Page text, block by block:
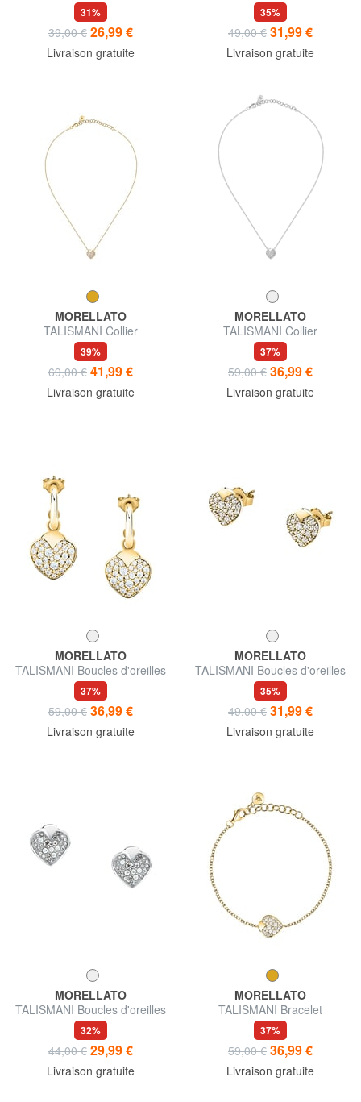
31%
39,00 € 26,99 €
Livraison gratuite
35%
49,00 € 31,99 €
Livraison gratuite
MORELLATO
TALISMANI Collier
39%
69,00 € 41,99 €
Livraison gratuite
MORELLATO
TALISMANI Collier
37%
59,00 € 36,99 €
Livraison gratuite
MORELLATO
TALISMANI Boucles d'oreilles
37%
59,00 € 36,99 €
Livraison gratuite
MORELLATO
TALISMANI Boucles d'oreilles
35%
49,00 € 31,99 €
Livraison gratuite
MORELLATO
TALISMANI Boucles d'oreilles
32%
44,00 € 29,99 €
Livraison gratuite
MORELLATO
TALISMANI Bracelet
37%
59,00 € 36,99 €
Livraison gratuite